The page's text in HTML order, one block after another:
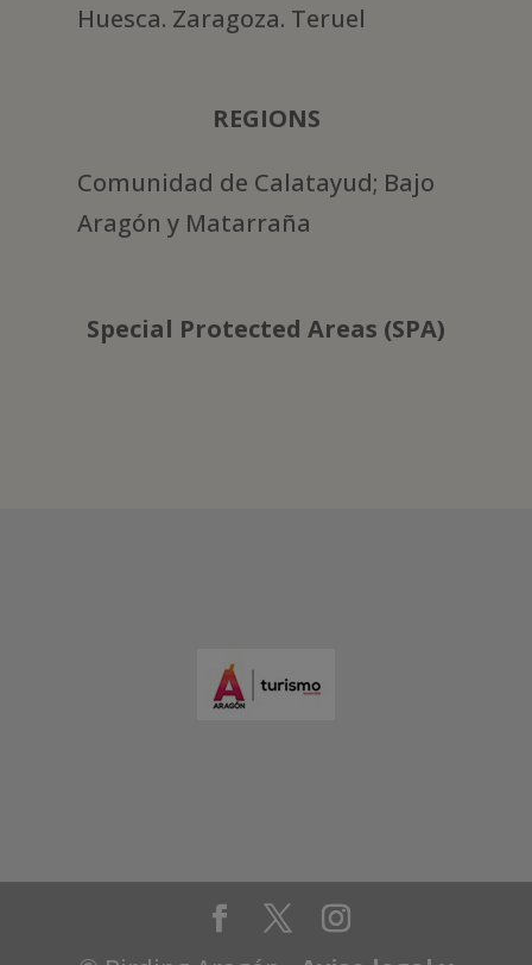
Huesca. Zaragoza. Teruel
REGIONS
Comunidad de Calatayud; Bajo
Aragón y Matarraña
Special Protected Areas (SPA)